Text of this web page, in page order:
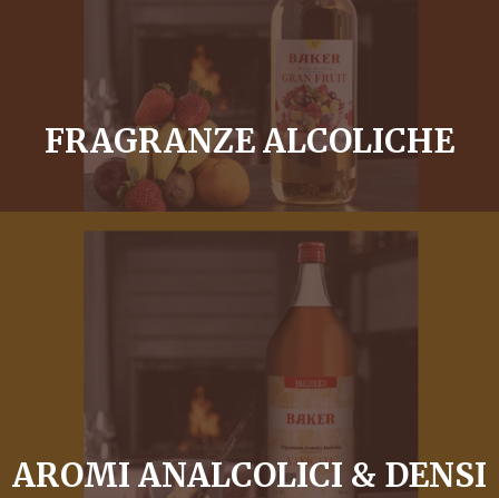
FRAGRANZE ALCOLICHE
AROMI ANALCOLICI & DENSI